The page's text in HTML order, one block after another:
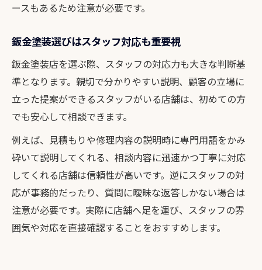
ースもあるため注意が必要です。
鈑金塗装選びはスタッフ対応も重要視
鈑金塗装店を選ぶ際、スタッフの対応力も大きな判断基
準となります。親切で分かりやすい説明、顧客の立場に
立った提案ができるスタッフがいる店舗は、初めての方
でも安心して相談できます。
例えば、見積もりや修理内容の説明時に専門用語をかみ
砕いて説明してくれる、相談内容に迅速かつ丁寧に対応
してくれる店舗は信頼性が高いです。逆にスタッフの対
応が事務的だったり、質問に曖昧な返答しかない場合は
注意が必要です。実際に店舗へ足を運び、スタッフの雰
囲気や対応を直接確認することをおすすめします。